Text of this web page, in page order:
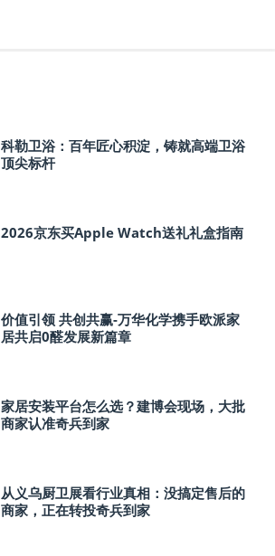
科勒卫浴：百年匠心积淀，铸就高端卫浴
顶尖标杆
2026京东买Apple Watch送礼礼盒指南
价值引领 共创共赢-万华化学携手欧派家
居共启0醛发展新篇章
家居安装平台怎么选？建博会现场，大批
商家认准奇兵到家
从义乌厨卫展看行业真相：没搞定售后的
商家，正在转投奇兵到家